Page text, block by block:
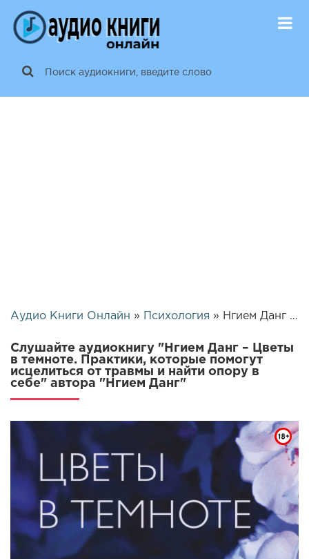
Аудио Книги Онлайн » Психология » Нгием Данг – Цветы в темноте. Практики, которые помогут исцелиться от травмы и найти опору в себе | 26423
Слушайте аудиокнигу "Нгием Данг – Цветы
в темноте. Практики, которые помогут
исцелиться от травмы и найти опору в
себе" автора "Нгием Данг"